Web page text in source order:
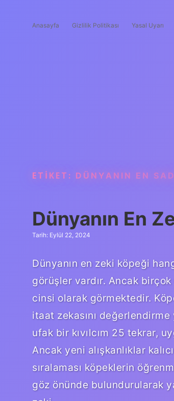
Anasayfa Gizlilik Politikası Yasal Uyarı
ETIKET: DÜNYANIN EN
Dünyanın En
Tarih: Eylül 22, 2024
Dünyanın en zeki köpeği
görüşler vardır. Ancak
cinsi olarak görmektedir.
itaat zekasını
ufak bir kıvılcım 25 tekrar,
Ancak yeni alışkanlıklar
sıralaması köpeklerin
göz önünde bulundurularak